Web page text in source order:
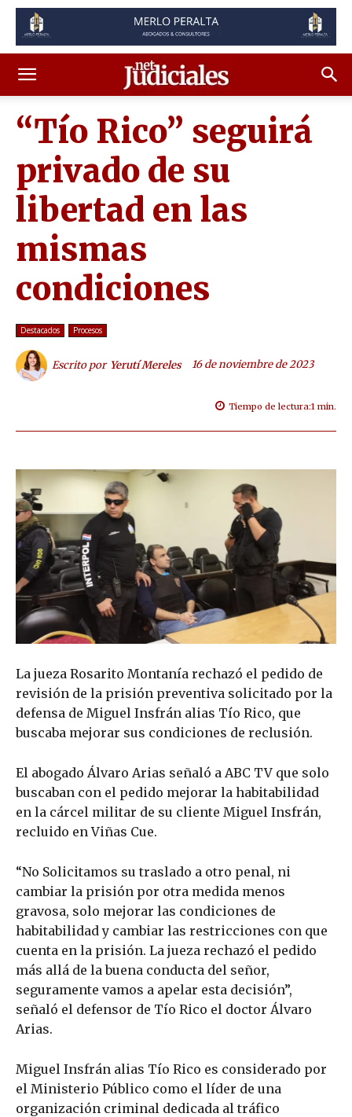
“Tío Rico” seguirá
privado de su
libertad en las
mismas
condiciones
Destacados Procesos
Escrito por Yerutí Mereles 16 de noviembre de 2023
Tiempo de lectura:1 min.
La jueza Rosarito Montanía rechazó el pedido de
revisión de la prisión preventiva solicitado por la
defensa de Miguel Insfrán alias Tío Rico, que
buscaba mejorar sus condiciones de reclusión.
El abogado Álvaro Arias señaló a ABC TV que solo
buscaban con el pedido mejorar la habitabilidad
en la cárcel militar de su cliente Miguel Insfrán,
recluido en Viñas Cue.
“No Solicitamos su traslado a otro penal, ni
cambiar la prisión por otra medida menos
gravosa, solo mejorar las condiciones de
habitabilidad y cambiar las restricciones con que
cuenta en la prisión. La jueza rechazó el pedido
más allá de la buena conducta del señor,
seguramente vamos a apelar esta decisión”,
señaló el defensor de Tío Rico el doctor Álvaro
Arias.
Miguel Insfrán alias Tío Rico es considerado por
el Ministerio Público como el líder de una
organización criminal dedicada al tráfico